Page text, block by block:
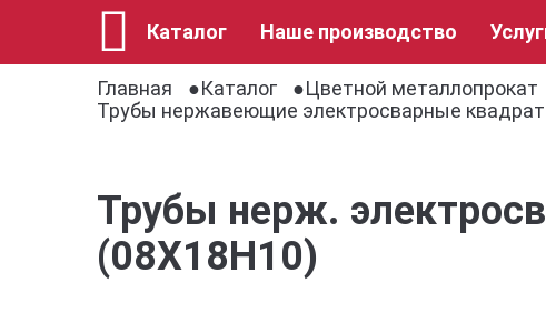
Каталог Наше производство
Главная
Каталог Цветной металлопрокат
Трубы нержавеющие электросварные
Трубы нерж.
(08Х18Н10)